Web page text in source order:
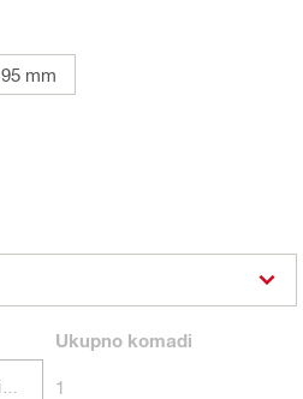
95 mm
Ukupnokomadi
1